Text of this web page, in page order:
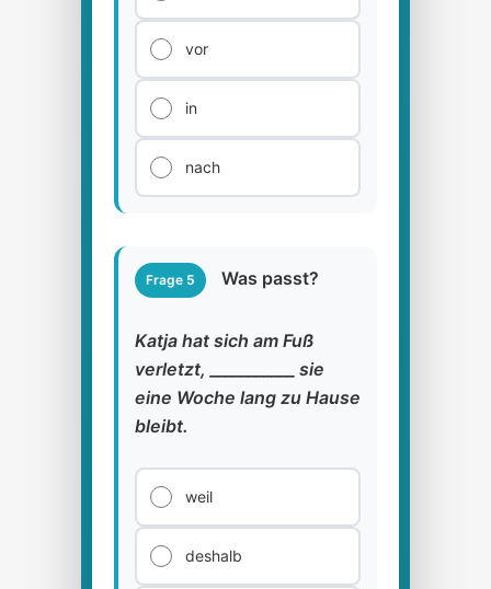
vor
in
nach
Frage 5 Was passt?
Katja hat sich am Fuß
verletzt, ___________ sie
eine Woche lang zu Hause
bleibt.
weil
deshalb